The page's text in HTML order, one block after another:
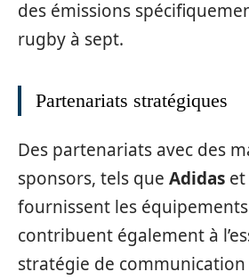
des émissions
rugby à sept.
Partenariats stratégiques
Des partenariats avec des
sponsors, tels que Adidas et
fournissent les
contribuent également à
stratégie de